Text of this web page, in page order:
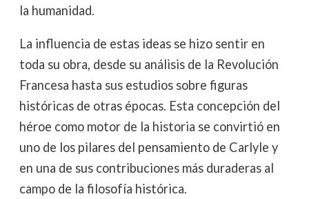
la humanidad.
La influencia de estas ideas se hizo sentir en
toda su obra, desde su análisis de la Revolución
Francesa hasta sus estudios sobre figuras
históricas de otras épocas. Esta concepción del
héroe como motor de la historia se convirtió en
uno de los pilares del pensamiento de Carlyle y
en una de sus contribuciones más duraderas al
campo de la filosofía histórica.